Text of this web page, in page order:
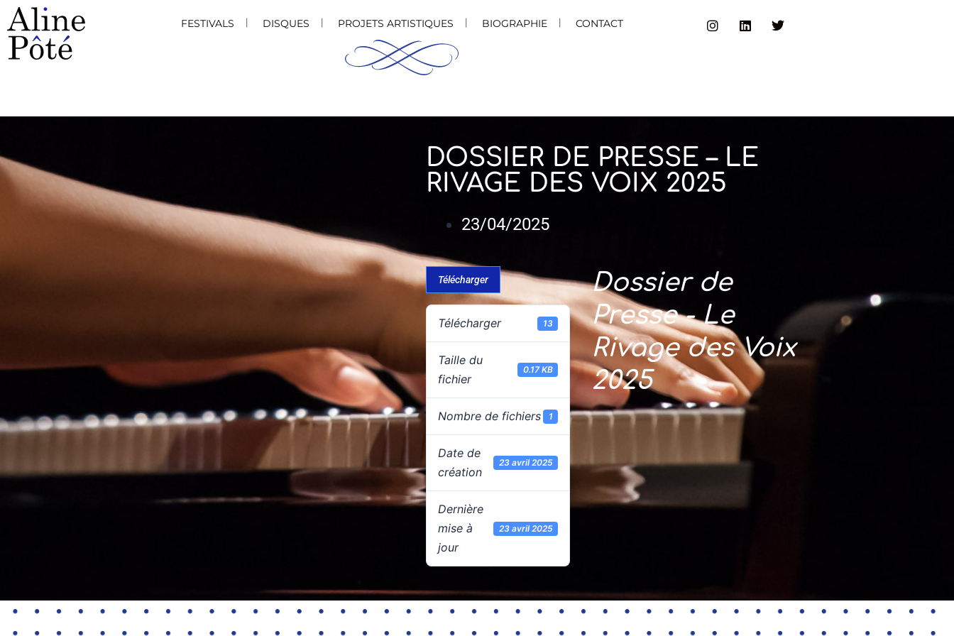
FESTIVALS DISQUES PROJETS ARTISTIQUES BIOGRAPHIE CONTACT
DOSSIER DE PRESSE – LE
RIVAGE DES VOIX 2025
23/04/2025
Télécharger
Télécharger 13
Taille du
fichier
0.17 KB
Nombre de fichiers 1
Date de
création
23 avril 2025
Dernière
mise à
jour
23 avril 2025
Dossier de
Presse - Le
Rivage des Voix
2025